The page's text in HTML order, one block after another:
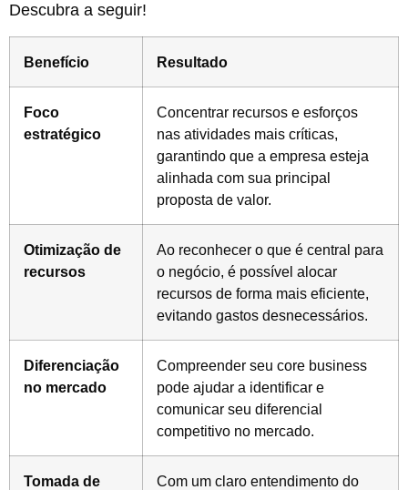
Descubra a seguir!
Benefício Resultado
Foco
estratégico
Concentrar recursos e esforços
nas atividades mais críticas,
garantindo que a empresa esteja
alinhada com sua principal
proposta de valor.
Otimização de
recursos
Ao reconhecer o que é central para
o negócio, é possível alocar
recursos de forma mais eficiente,
evitando gastos desnecessários.
Diferenciação
no mercado
Compreender seu core business
pode ajudar a identificar e
comunicar seu diferencial
competitivo no mercado.
Tomada de
Com um claro entendimento do